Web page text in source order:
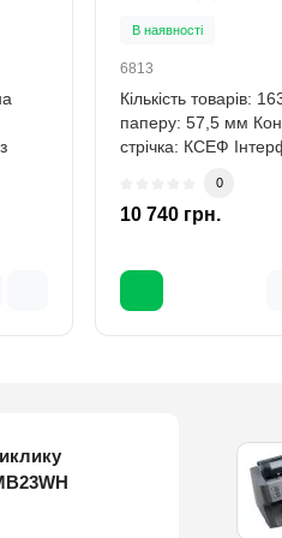
В наявності
6813
Кількість товарів:
паперу: 57,5 мм
стрічка: КСЕФ
0
10 740 грн.
персоналу
v1.6 (15 кг)
BELFIX
MB31-M
MG
UV
(розпізнає